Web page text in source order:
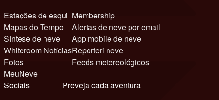
Estações de esqui
Mapas do Tempo
Síntese de neve
Whiteroom Notícias
Fotos
MeuNeve
Membership
Alertas de neve por email
App mobile de neve
Reporteri neve
Feeds metereológicos
Sociais
Preveja cada aventura